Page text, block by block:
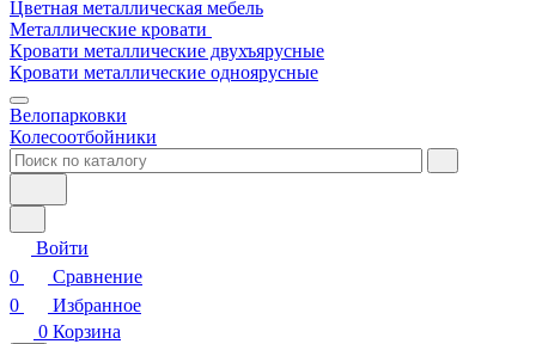
Цветная металлическая мебель
Металлические кровати
Кровати металлические двухъярусные
Кровати металлические одноярусные
Велопарковки
Колесоотбойники
Войти
0
Сравнение
0
Избранное
0 Корзина